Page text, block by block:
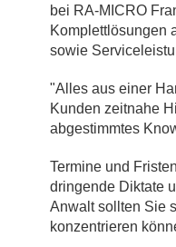
bei RA-MICRO
Komplettlösungen
sowie
"Alles aus einer
Kunden zeitnahe
abgestimmtes
Termine und
dringende Diktate
Anwalt sollten Sie
konzentrieren